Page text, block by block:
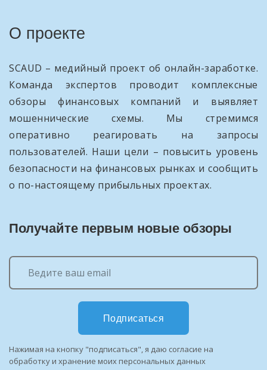
О проекте
SCAUD – медийный проект об онлайн-заработке.
Команда экспертов проводит комплексные
обзоры финансовых компаний и выявляет
мошеннические схемы. Мы стремимся
оперативно реагировать на запросы
пользователей. Наши цели – повысить уровень
безопасности на финансовых рынках и сообщить
о по-настоящему прибыльных проектах.
Получайте первым новые обзоры
Подписаться
Нажимая на кнопку "подписаться", я даю согласие на
обработку и хранение моих персональных данных